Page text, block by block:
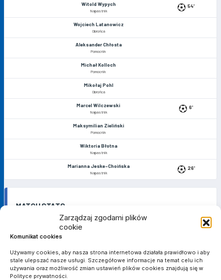
Zarządzaj zgodami plików
cookie
Komunikat cookies
Używamy cookies, aby nasza strona internetowa działała prawidłowo i aby
stale ulepszać nasze usługi. Szczegółowe informacje na temat celu ich
używania oraz możliwość zmian ustawień plików cookies znajdują się w
Polityce prywatności.
Witold Wypych
Napastnik
54'
Wojciech Latanowicz
Obrońca
Aleksander Chłosta
Pomocnik
Michał Kolloch
Pomocnik
Mikołaj Pohl
Obrońca
Marcel Wilczewski
Napastnik
6'
Maksymilian Zieliński
Pomocnik
Wiktoria Błotna
Napastnik
Marianna Jeske-Choińska
Napastnik
26'
MATCH STATS
3 2